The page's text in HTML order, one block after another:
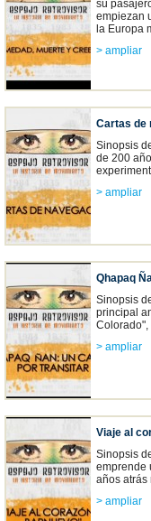
su
empiezan
la Europa
> ampliar
Cartas de
Sinopsis
de 200
> ampliar
Qhapaq
Sinopsis
principal
Colorado",
> ampliar
Viaje al
Sinopsis
emprende
años atrás
> ampliar